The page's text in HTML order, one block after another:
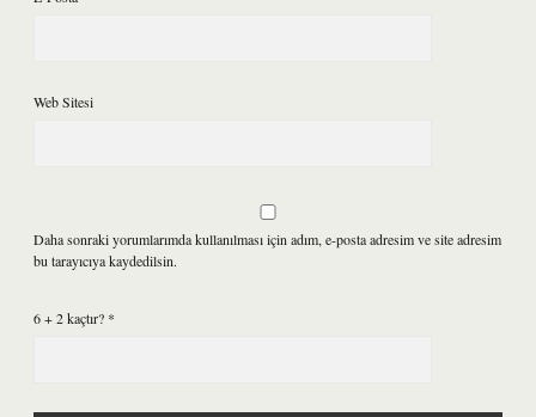
Web Sitesi
Daha sonraki yorumlarımda kullanılması için adım, e-posta adresim ve site adresim
bu tarayıcıya kaydedilsin.
6 + 2 kaçtır? *